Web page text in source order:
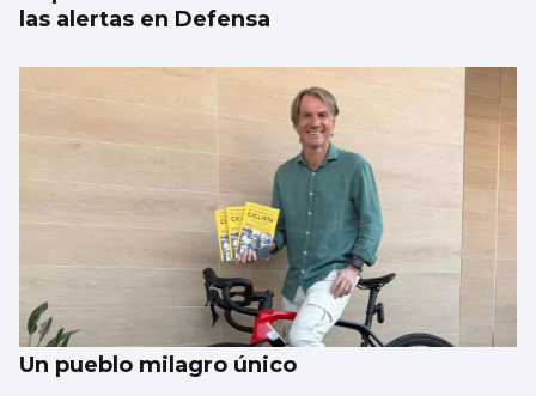
las alertas en Defensa
Un pueblo milagro único